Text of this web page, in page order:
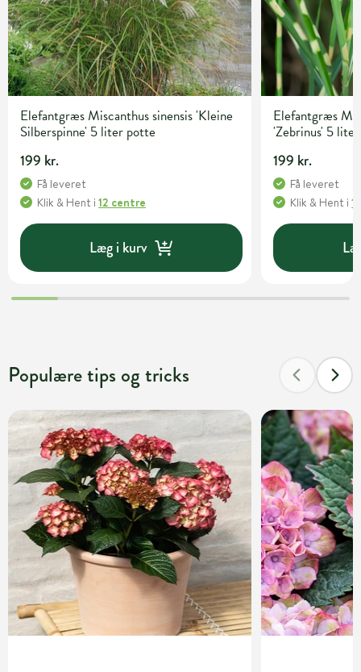
Elefantgræs Miscanthus sinensis 'Kleine
Silberspinne' 5 liter potte
199 kr.
Få leveret
Klik & Hent i 12 centre
Læg i kurv
Elefantgræs
'Zebrinus' 5
199 kr.
Få leveret
Klik & Hent i
Populære tips og tricks